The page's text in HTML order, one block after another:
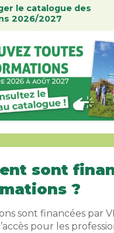
le catalogue des
2026/2027
sont
?
sont financées par
pour les